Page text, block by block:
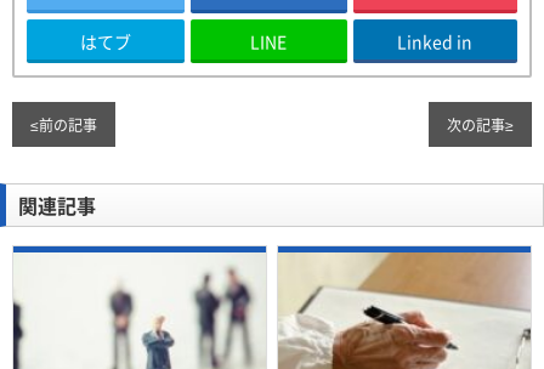
はてブ LINE Linked in
≤前の記事 次の記事≥
関連記事